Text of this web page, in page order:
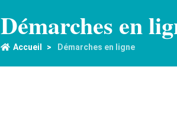
Démarches en
Accueil > Démarches en ligne